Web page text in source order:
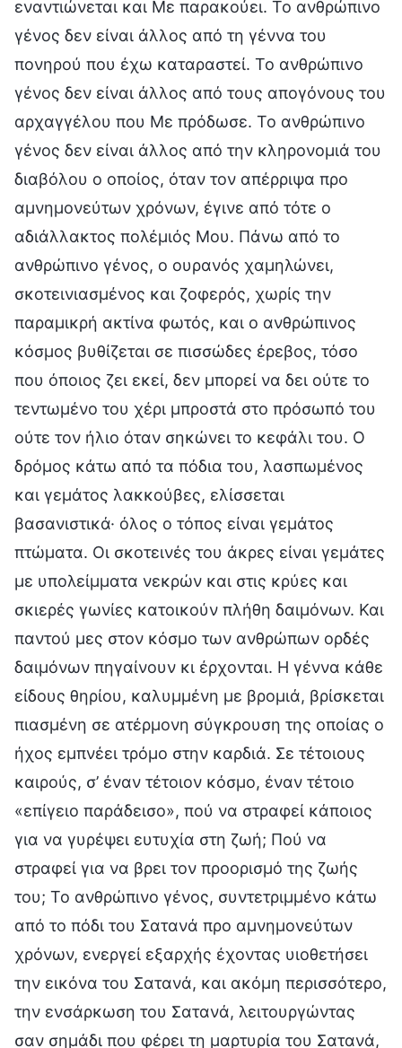
εναντιώνεται και Με παρακούει. Το ανθρώπινο
γένος δεν είναι άλλος από τη γέννα του
πονηρού που έχω καταραστεί. Το ανθρώπινο
γένος δεν είναι άλλος από τους απογόνους του
αρχαγγέλου που Με πρόδωσε. Το ανθρώπινο
γένος δεν είναι άλλος από την κληρονομιά του
διαβόλου ο οποίος, όταν τον απέρριψα προ
αμνημονεύτων χρόνων, έγινε από τότε ο
αδιάλλακτος πολέμιός Μου. Πάνω από το
ανθρώπινο γένος, ο ουρανός χαμηλώνει,
σκοτεινιασμένος και ζοφερός, χωρίς την
παραμικρή ακτίνα φωτός, και ο ανθρώπινος
κόσμος βυθίζεται σε πισσώδες έρεβος, τόσο
που όποιος ζει εκεί, δεν μπορεί να δει ούτε το
τεντωμένο του χέρι μπροστά στο πρόσωπό του
ούτε τον ήλιο όταν σηκώνει το κεφάλι του. Ο
δρόμος κάτω από τα πόδια του, λασπωμένος
και γεμάτος λακκούβες, ελίσσεται
βασανιστικά· όλος ο τόπος είναι γεμάτος
πτώματα. Οι σκοτεινές του άκρες είναι γεμάτες
με υπολείμματα νεκρών και στις κρύες και
σκιερές γωνίες κατοικούν πλήθη δαιμόνων. Και
παντού μες στον κόσμο των ανθρώπων ορδές
δαιμόνων πηγαίνουν κι έρχονται. Η γέννα κάθε
είδους θηρίου, καλυμμένη με βρομιά, βρίσκεται
πιασμένη σε ατέρμονη σύγκρουση της οποίας ο
ήχος εμπνέει τρόμο στην καρδιά. Σε τέτοιους
καιρούς, σ’ έναν τέτοιον κόσμο, έναν τέτοιο
«επίγειο παράδεισο», πού να στραφεί κάποιος
για να γυρέψει ευτυχία στη ζωή; Πού να
στραφεί για να βρει τον προορισμό της ζωής
του; Το ανθρώπινο γένος, συντετριμμένο κάτω
από το πόδι του Σατανά προ αμνημονεύτων
χρόνων, ενεργεί εξαρχής έχοντας υιοθετήσει
την εικόνα του Σατανά, και ακόμη περισσότερο,
την ενσάρκωση του Σατανά, λειτουργώντας
σαν σημάδι που φέρει τη μαρτυρία του Σατανά,